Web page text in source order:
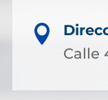

Calle